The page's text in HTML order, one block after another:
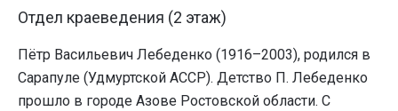
Отдел краеведения (2 этаж)
Пётр Васильевич Лебеденко (1916–2003), родился в
Сарапуле (Удмуртской АССР). Детство П. Лебеденко
прошло в городе Азове Ростовской области. С